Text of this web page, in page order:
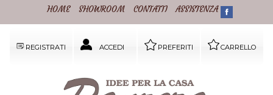
HOME SHOWROOM CONTATTI ASSISTENZA
REGISTRATI ACCEDI PREFERITI CARRELLO